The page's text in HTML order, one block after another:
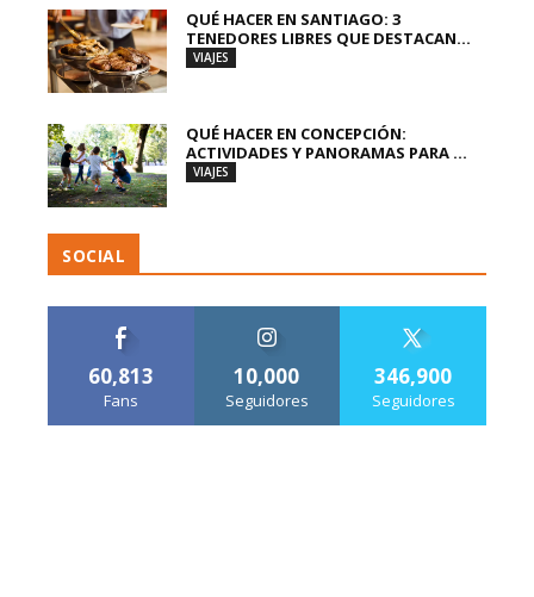
QUÉ HACER EN SANTIAGO: 3
TENEDORES LIBRES QUE DESTACAN...
VIAJES
QUÉ HACER EN CONCEPCIÓN:
ACTIVIDADES Y PANORAMAS PARA ...
VIAJES
SOCIAL
60,813
Fans
10,000
Seguidores
346,900
Seguidores